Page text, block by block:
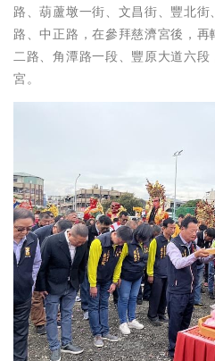
路、葫蘆墩一街、文昌街、豐北
路、中正路，在參拜慈濟宮後，
二路、角潭路一段、豐原大道六
宮。